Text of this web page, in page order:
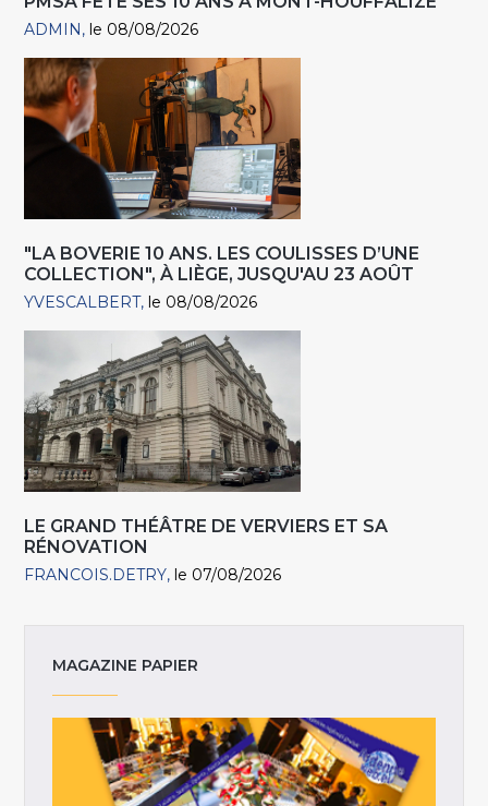
ADMIN le 08/08/2026
"LA BOVERIE 10 ANS. LES COULISSES D’UNE
COLLECTION", À LIÈGE, JUSQU'AU 23 AOÛT
YVESCALBERT le 08/08/2026
LE GRAND THÉÂTRE DE VERVIERS ET SA
RÉNOVATION
FRANCOIS.DETRY le 07/08/2026
MAGAZINE PAPIER